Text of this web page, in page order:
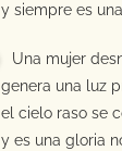
y siempre es
Una mujer
genera una luz
el cielo raso se
y es una gloria